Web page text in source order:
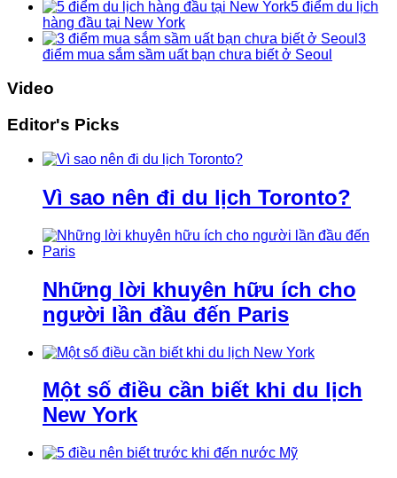
5 điểm du lịch
hàng đầu tại New York
3
điểm mua sắm sầm uất bạn chưa biết ở Seoul
Video
Editor's Picks
Vì sao nên đi du lịch Toronto?
Những lời khuyên hữu ích cho
người lần đầu đến Paris
Một số điều cần biết khi du lịch
New York